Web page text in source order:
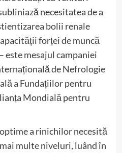
necesitatea de a
bolii renale
forței de muncă
mesajul campaniei
de Nefrologie
a Fundațiilor pentru
Mondială pentru
a rinichilor necesită
multe niveluri, luând în